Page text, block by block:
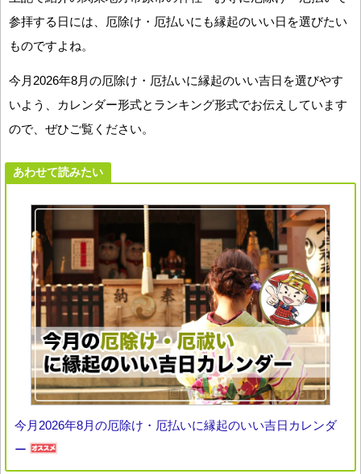
参拝する日には、厄除け・厄払いにも縁起のいい日を選びたい
ものですよね。
今月2026年8月の厄除け・厄払いに縁起のいい吉日を選びやす
いよう、カレンダー形式とランキング形式でお伝えしています
ので、ぜひご覧ください。
あわせて読みたい
今月2026年8月の厄除け・厄払いに縁起のいい吉日カレンダ
ー